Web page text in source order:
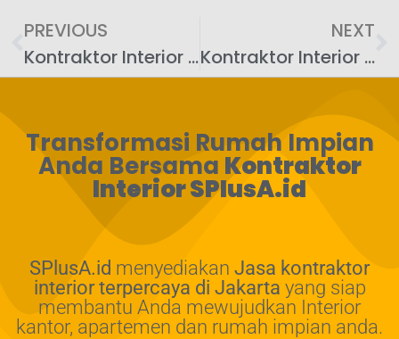
PREVIOUS
Kontraktor Interior Kantor: Desain Ruang Pelatihan yang Efektif
NEXT
Kontraktor Interior Kantor: Desain Ruang Tamu yang Representatif
Transformasi Rumah Impian
Anda Bersama Kontraktor
Interior SPlusA.id
SPlusA.id menyediakan Jasa kontraktor
interior terpercaya di Jakarta yang siap
membantu Anda mewujudkan Interior
kantor, apartemen dan rumah impian anda.